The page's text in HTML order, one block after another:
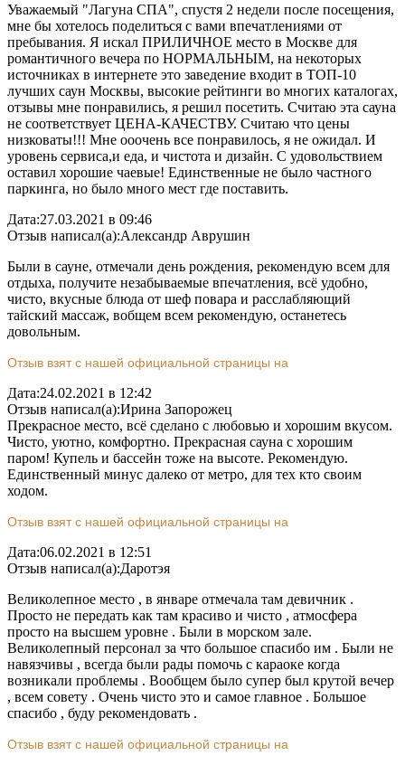
Уважаемый "Лагуна СПА", спустя 2 недели после посещения,
мне бы хотелось поделиться с вами впечатлениями от
пребывания. Я искал ПРИЛИЧНОЕ место в Москве для
романтичного вечера по НОРМАЛЬНЫМ, на некоторых
источниках в интернете это заведение входит в ТОП-10
лучших саун Москвы, высокие рейтинги во многих каталогах,
отзывы мне понравились, я решил посетить. Считаю эта сауна
не соответствует ЦЕНА-КАЧЕСТВУ. Считаю что цены
низковаты!!! Мне ооочень все понравилось, я не ожидал. И
уровень сервиса,и еда, и чистота и дизайн. С удовольствием
оставил хорошие чаевые! Единственные не было частного
паркинга, но было много мест где поставить.
Дата:27.03.2021 в 09:46
Отзыв написал(а):Александр Аврушин
Были в сауне, отмечали день рождения, рекомендую всем для
отдыха, получите незабываемые впечатления, всё удобно,
чисто, вкусные блюда от шеф повара и расслабляющий
тайский массаж, вобщем всем рекомендую, останетесь
довольным.
Отзыв взят с нашей официальной страницы на
Дата:24.02.2021 в 12:42
Отзыв написал(а):Ирина Запорожец
Прекрасное место, всё сделано с любовью и хорошим вкусом.
Чисто, уютно, комфортно. Прекрасная сауна с хорошим
паром! Купель и бассейн тоже на высоте. Рекомендую.
Единственный минус далеко от метро, для тех кто своим
ходом.
Отзыв взят с нашей официальной страницы на
Дата:06.02.2021 в 12:51
Отзыв написал(а):Даротэя
Великолепное место , в январе отмечала там девичник .
Просто не передать как там красиво и чисто , атмосфера
просто на высшем уровне . Были в морском зале.
Великолепный персонал за что большое спасибо им . Были не
навязчивы , всегда были рады помочь с караоке когда
возникали проблемы . Вообщем было супер был крутой вечер
, всем совету . Очень чисто это и самое главное . Большое
спасибо , буду рекомендовать .
Отзыв взят с нашей официальной страницы на